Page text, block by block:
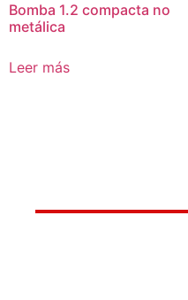
Bomba 1.2 compacta no
metálica
Leer más